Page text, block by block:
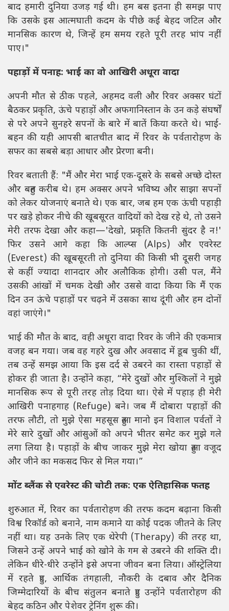
बाद हमारी दुनिया उजड़ गई थी। हम बस इतना ही समझ पाए
कि उसके इस आत्मघाती कदम के पीछे कई बेहद जटिल और
मानसिक कारण थे, जिन्हें हम समय रहते पूरी तरह भांप नहीं
पाए।"
पहाड़ों में पनाह: भाई का वो आखिरी अधूरा वादा
अपनी मौत से ठीक पहले, अहमद वली और रिवर अक्सर घंटों
बैठकर प्रकृति, ऊंचे पहाड़ों और अफगानिस्तान के उन कड़े संघर्षों
से परे अपने सुनहरे सपनों के बारे में बातें किया करते थे। भाई-
बहन की यही आपसी बातचीत बाद में रिवर के पर्वतारोहण के
सफर का सबसे बड़ा आधार और प्रेरणा बनी।
रिवर बताती हैं: "मैं और मेरा भाई एक-दूसरे के सबसे अच्छे दोस्त
और बहुत करीब थे। हम अक्सर अपने भविष्य और साझा सपनों
को लेकर योजनाएं बनाते थे। एक बार, जब हम एक ऊंची पहाड़ी
पर खड़े होकर नीचे की खूबसूरत वादियों को देख रहे थे, तो उसने
मेरी तरफ देखा और कहा—'देखो, प्रकृति कितनी सुंदर है न!'
फिर उसने आगे कहा कि आल्प्स (Alps) और एवरेस्ट
(Everest) की खूबसूरती तो दुनिया की किसी भी दूसरी जगह
से कहीं ज्यादा शानदार और अलौकिक होगी। उसी पल, मैंने
उसकी आंखों में चमक देखी और उससे वादा किया कि मैं एक
दिन उन ऊंचे पहाड़ों पर चढ़ने में उसका साथ दूंगी और हम दोनों
वहां जाएंगे।"
भाई की मौत के बाद, वही अधूरा वादा रिवर के जीने की एकमात्र
वजह बन गया। जब वह गहरे दुख और अवसाद में डूब चुकी थीं,
तब उन्हें समझ आया कि इस दर्द से उबरने का रास्ता पहाड़ों से
होकर ही जाता है। उन्होंने कहा, “मेरे दुखों और मुश्किलों ने मुझे
मानसिक रूप से पूरी तरह तोड़ दिया था। ऐसे में पहाड़ ही मेरी
आखिरी पनाहगाह (Refuge) बने। जब मैं दोबारा पहाड़ों की
तरफ लौटी, तो मुझे ऐसा महसूस हुआ मानो इन विशाल पर्वतों ने
मेरे सारे दुखों और आंसुओं को अपने भीतर समेट कर मुझे गले
लगा लिया है। पहाड़ों के बीच जाकर मुझे मेरा खोया हुआ वजूद
और जीने का मकसद फिर से मिल गया।”
मोंट ब्लैंक से एवरेस्ट की चोटी तक: एक ऐतिहासिक फतह
शुरुआत में, रिवर का पर्वतारोहण की तरफ कदम बढ़ाना किसी
विश्व रिकॉर्ड को बनाने, नाम कमाने या कोई पदक जीतने के लिए
नहीं था। यह उनके लिए एक थेरेपी (Therapy) की तरह था,
जिसने उन्हें अपने भाई को खोने के गम से उबरने की शक्ति दी।
लेकिन धीरे-धीरे उन्होंने इसे अपना जीवन बना लिया। ऑस्ट्रेलिया
में रहते हुए, आर्थिक तंगहाली, नौकरी के दबाव और दैनिक
जिम्मेदारियों के बीच संतुलन बनाते हुए उन्होंने पर्वतारोहण की
बेहद कठिन और पेशेवर ट्रेनिंग शुरू की।